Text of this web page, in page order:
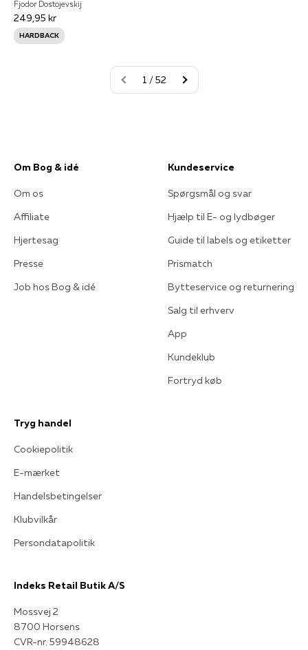
Fjodor Dostojevskij
249,95 kr
HARDBACK
1 / 52
Om Bog & idé
Om os
Affiliate
Hjertesag
Presse
Job hos Bog & idé
Kundeservice
Spørgsmål og svar
Hjælp til E- og lydbøger
Guide til labels og etiketter
Prismatch
Bytteservice og returnering
Salg til erhverv
App
Kundeklub
Fortryd køb
Tryg handel
Cookiepolitik
E-mærket
Handelsbetingelser
Klubvilkår
Persondatapolitik
Indeks Retail Butik A/S
Mossvej 2
8700 Horsens
CVR-nr. 59948628